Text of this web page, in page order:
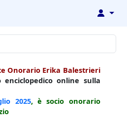
↓
Onorario Erika Balestrieri
online sulla
2025, è socio onorario